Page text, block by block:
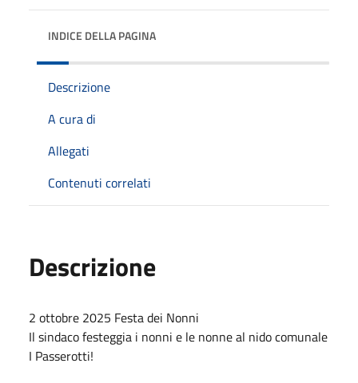
INDICE DELLA PAGINA
Descrizione
A cura di
Allegati
Contenuti correlati
Descrizione
2 ottobre 2025 Festa dei Nonni
Il sindaco festeggia i nonni e le nonne al nido comunale
I Passerotti!